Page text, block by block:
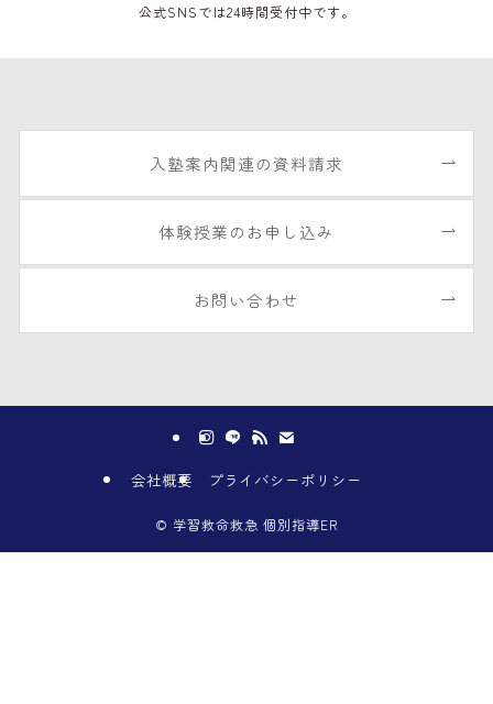
公式SNSでは24時間受付中です。
入塾案内関連の資料請求
体験授業のお申し込み
お問い合わせ
会社概要 プライバシーポリシー
© 学習救命救急 個別指導ER